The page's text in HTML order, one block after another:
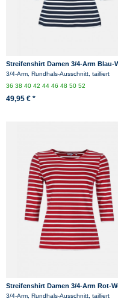
Streifenshirt Damen 3/4-Arm Blau-
Gestreift Ringelshirt
3/4-Arm, Rundhals-Ausschnitt, tailliert
363840424446485052
49,95 € *
Streifenshirt Damen 3/4-Arm Rot-
Gestreift Ringelshirt
3/4-Arm, Rundhals-Ausschnitt, tailliert